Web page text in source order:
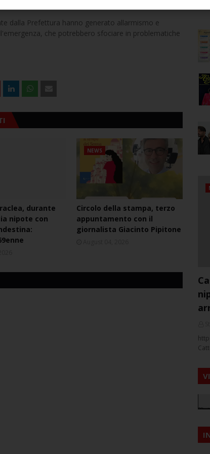
dalla Prefettura hanno generato allarmismo e
che potrebbero sfociare in problematiche
durante
nipote con
NEWS
Circolo della stampa, terzo
appuntamento con il
giornalista Giacinto Pipitone